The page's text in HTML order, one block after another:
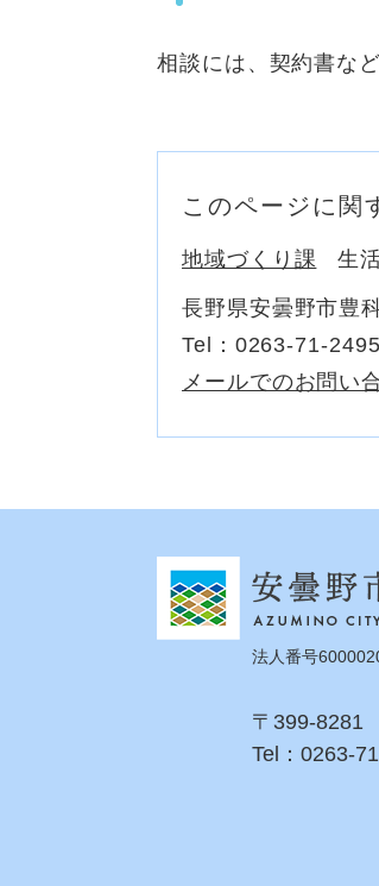
相談には、契約書な
このページに関
地域づくり課 生
長野県安曇野市豊
Tel：0263-71-2495
メールでのお問い
法人番号
〒399-8281
Tel：0263-